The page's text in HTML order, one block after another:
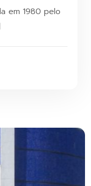
em 1980 pelo